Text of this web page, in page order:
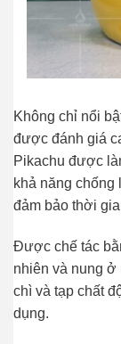
Không chỉ nổi
được đánh giá
Pikachu được
khả năng
đảm bảo thời
Được chế tác
nhiên và nung ở
chì và tạp chất
dụng.